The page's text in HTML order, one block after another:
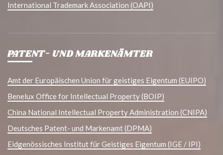
International Trademark Association (OAPI)
PATENT- UND MARKENÄMTER
Amt der Europäischen Union für geistiges Eigentum (EUIPO)
Benelux Office for Intellectual Property (BOIP)
China National Intellectual Property Administration (CNIPA)
Deutsches Patent- und Markenamt (DPMA)
Eidgenössisches Institut für Geistiges Eigentum (IGE / IPI)